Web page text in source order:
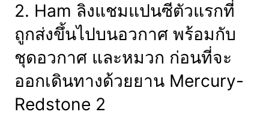
2. Ham ลิงแชมแปนซีตัวแรกที่
ถูกส่งขึ้นไปบนอวกาศ พร้อมกับ
ชุดอวกาศ และหมวก ก่อนที่จะ
ออกเดินทางด้วยยาน Mercury-
Redstone 2